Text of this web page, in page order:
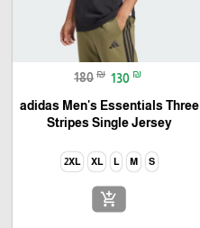
180 ₪ 130 ₪
adidas Men's Essentials Three
Stripes Single Jersey
S
M
L
XL
2XL
add_shopping_cart